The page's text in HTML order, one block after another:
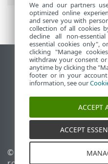
Ver sitio del
End of Life
Base de conocimiento
Foro de ESET
ESET Status Portal
Soporte regional
© 1992 - 2026 ESET, spol. s
We and our partners
optimized online
and serve you with
collection of all cookies
decline all non-
essential cookies only",
clicking "Manage
withdraw your consent
anytime by clicking the
footer or in your
information, see our
ACCEPT
ACCEPT